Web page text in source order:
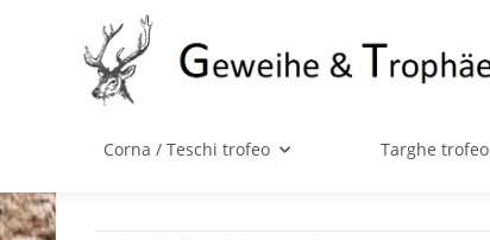
Corna / Teschi trofeo Targhe trofeo